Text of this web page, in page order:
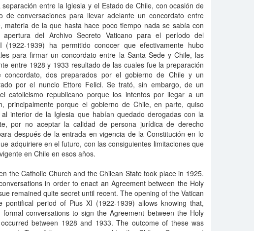
entre la Iglesia y el Estado de Chile, con ocasión de
de conversaciones para llevar adelante un concordato entre
materia de la que hasta hace poco tiempo nada se sabía con
apertura del Archivo Secreto Vaticano para el período del
1939) ha permitido conocer que efectivamente hubo
para firmar un concordato entre la Santa Sede y Chile, las
entre 1928 y 1933 resultado de las cuales fue la preparación
concordato, dos preparados por el gobierno de Chile y un
por el nuncio Ettore Felici. Se trató, sin embargo, de un
catolicismo republicano porque los intentos por llegar a un
principalmente porque el gobierno de Chile, en parte, quiso
al interior de la Iglesia que habían quedado derogadas con la
por no aceptar la calidad de persona jurídica de derecho
después de la entrada en vigencia de la Constitución en lo
adquiriere en el futuro, con las consiguientes limitaciones que
en Chile en esos años.
the Catholic Church and the Chilean State took place in 1925.
in order to enact an Agreement between the Holy
remained quite secret until recent. The opening of the Vatican
pontifical period of Pius XI (1922-1939) allows knowing that,
formal conversations to sign the Agreement between the Holy
between 1928 and 1933. The outcome of these was